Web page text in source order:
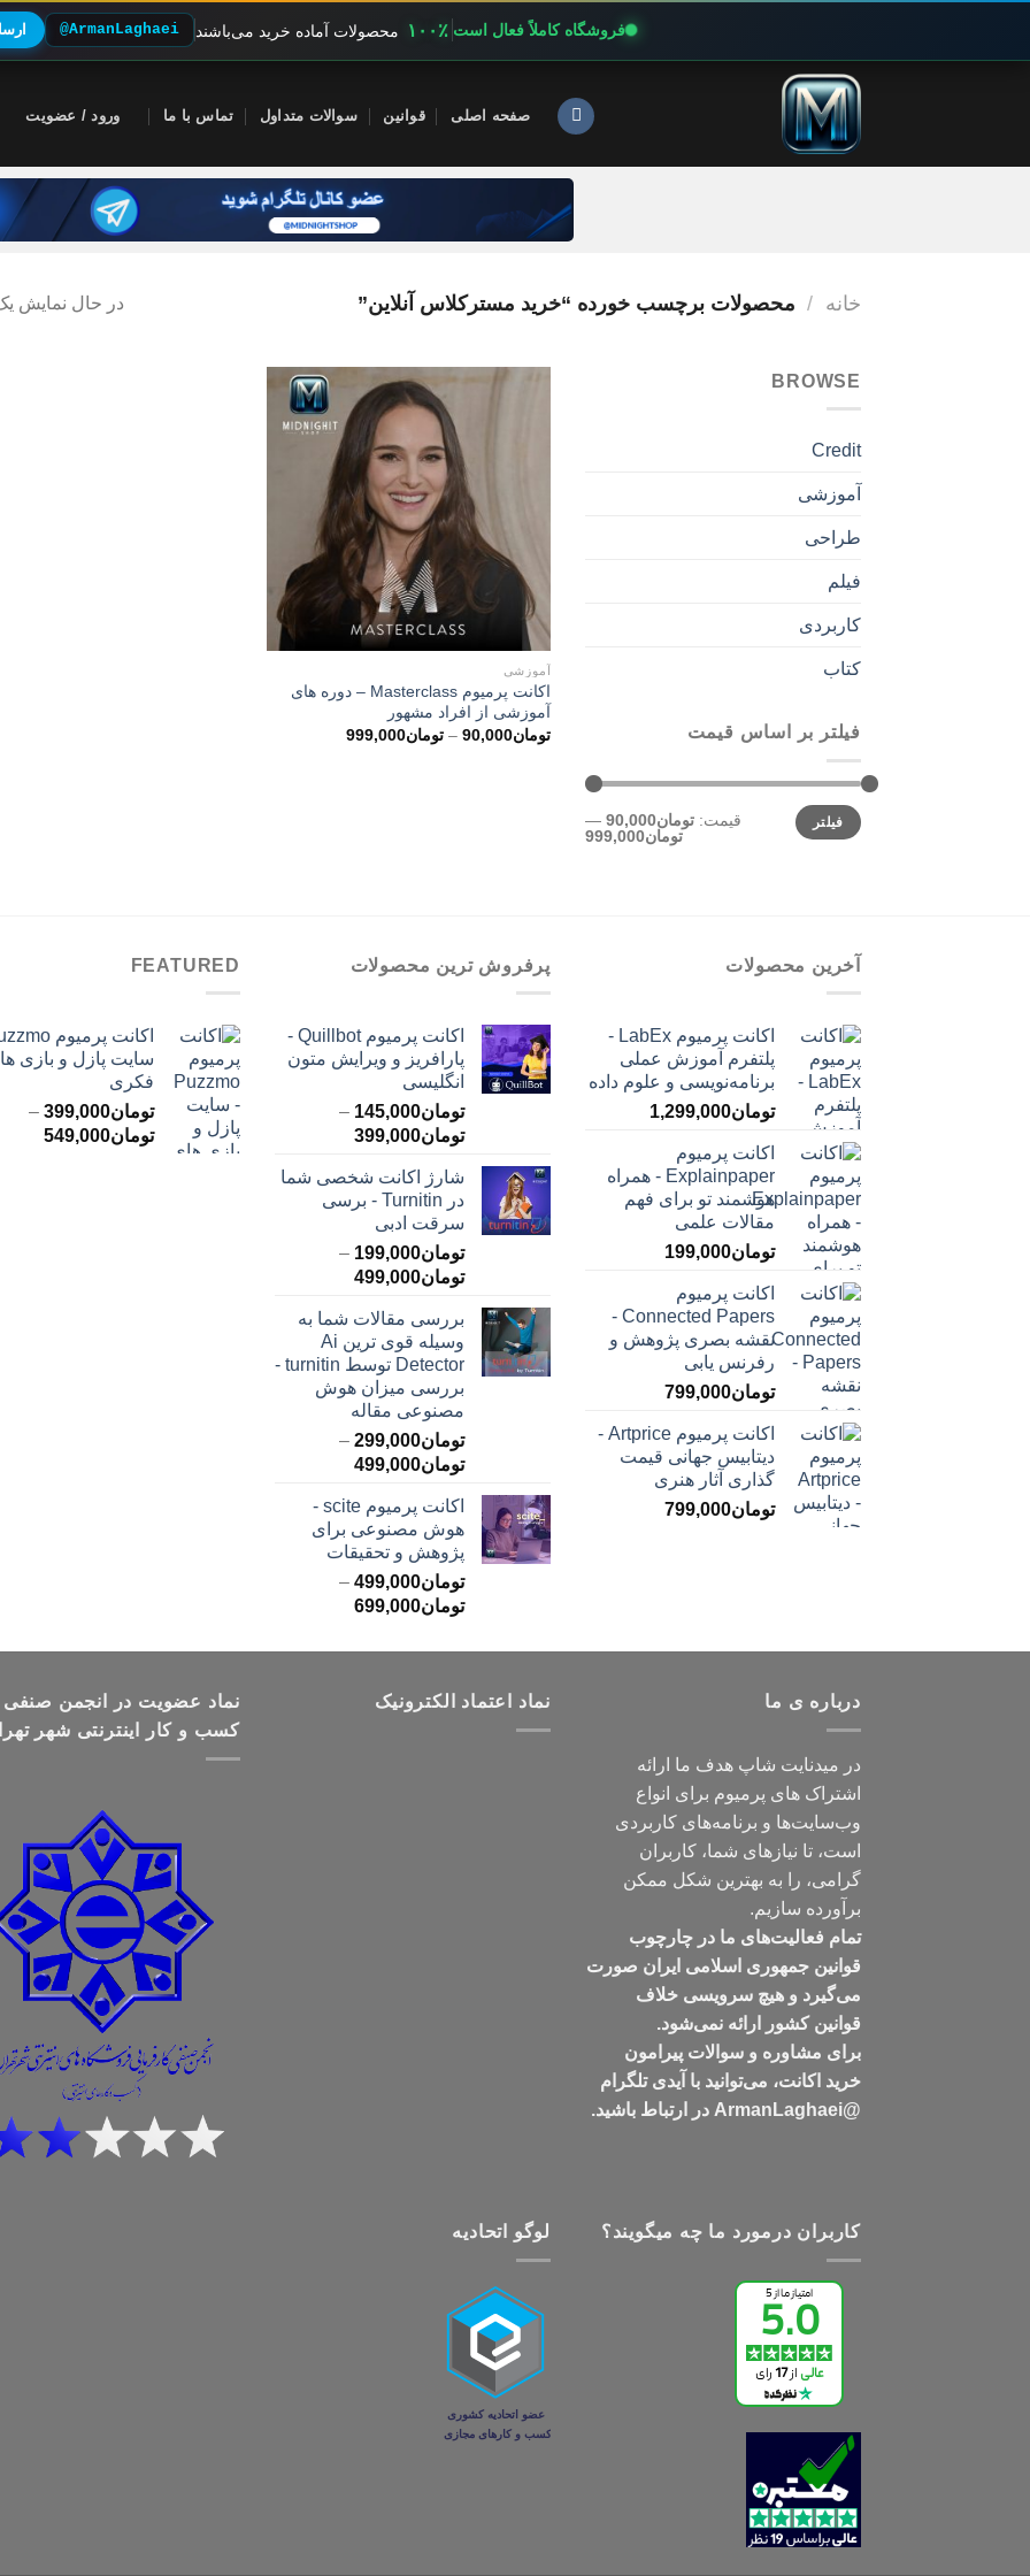
فروشگاه کاملاً فعال است ۱۰۰٪ محصولات آماده خرید می‌باشند @ArmanLaghaei
صفحه اصلی قوانین سوالات متداول تماس با ما ورود / عضویت
خانه / محصولات برچسب خورده “خرید مسترکلاس آنلاین” در حال نمایش
BROWSE
Credit
آموزشی
طراحی
فیلم
کاربردی
کتاب
فیلتر بر اساس قیمت
حداقل
قیمت
حداکثر
قیمت
فیلتر قیمت: تومان90,000
—
تومان999,000
آموزشی
اکانت پرمیوم Masterclass – دوره های
آموزشی از افراد مشهور
تومان90,000
– تومان999,000محدوده
آخرین محصولات
اکانت پرمیوم LabEx -
پلتفرم آموزش عملی
برنامه‌نویسی و علوم داده
تومان1,299,000
اکانت پرمیوم
Explainpaper - همراه
هوشمند تو برای فهم
مقالات علمی
تومان199,000
اکانت پرمیوم
Connected Papers -
نقشه بصری پژوهش و
رفرنس یابی
تومان799,000
اکانت پرمیوم Artprice -
دیتابیس جهانی قیمت
‌گذاری آثار هنری
تومان799,000
پرفروش ترین محصولات
اکانت پرمیوم Quillbot -
پارافریز و ویرایش متون
انگلیسی
تومان145,000
–
تومان399,000محدوده
تومان145,000
تا
شارژ اکانت شخصی شما
در Turnitin - برسی
سرقت ادبی
تومان199,000
–
تومان499,000محدوده
تومان199,000
تا
تومان499,000
بررسی مقالات شما به
وسیله قوی ترین Ai
Detector توسط turnitin -
بررسی میزان هوش
مصنوعی مقاله
تومان299,000
–
تومان499,000محدوده
تا
تومان499,000
اکانت پرمیوم scite -
هوش مصنوعی برای
پژوهش و تحقیقات
تومان499,000
–
تومان699,000محدوده
تومان499,000
FEATURED
سایت پازل و بازی
فکری
تومان399,000
–
تومان549,000
درباره ی ما
در میدنایت شاپ هدف ما ارائه
اشتراک های پرمیوم برای انواع
وب‌سایت‌ها و برنامه‌های کاربردی
است، تا نیازهای شما، کاربران
گرامی، را به بهترین شکل ممکن
برآورده سازیم.
تمام فعالیت‌های ما در چارچوب
قوانین جمهوری اسلامی ایران صورت
می‌گیرد و هیچ سرویسی خلاف
قوانین کشور ارائه نمی‌شود.
برای مشاوره و سوالات پیرامون
خرید اکانت، می‌توانید با آیدی تلگرام
@ArmanLaghaei در ارتباط باشید.
نماد اعتماد الکترونیک
نماد عضویت در انجمن صنفی
کسب و کار اینترنتی شهر
کاربران درمورد ما چه میگویند؟ لوگو اتحادیه